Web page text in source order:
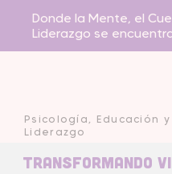
Psicología, Educación y
Liderazgo
Donde la Mente, el
Liderazgo se
Transformando